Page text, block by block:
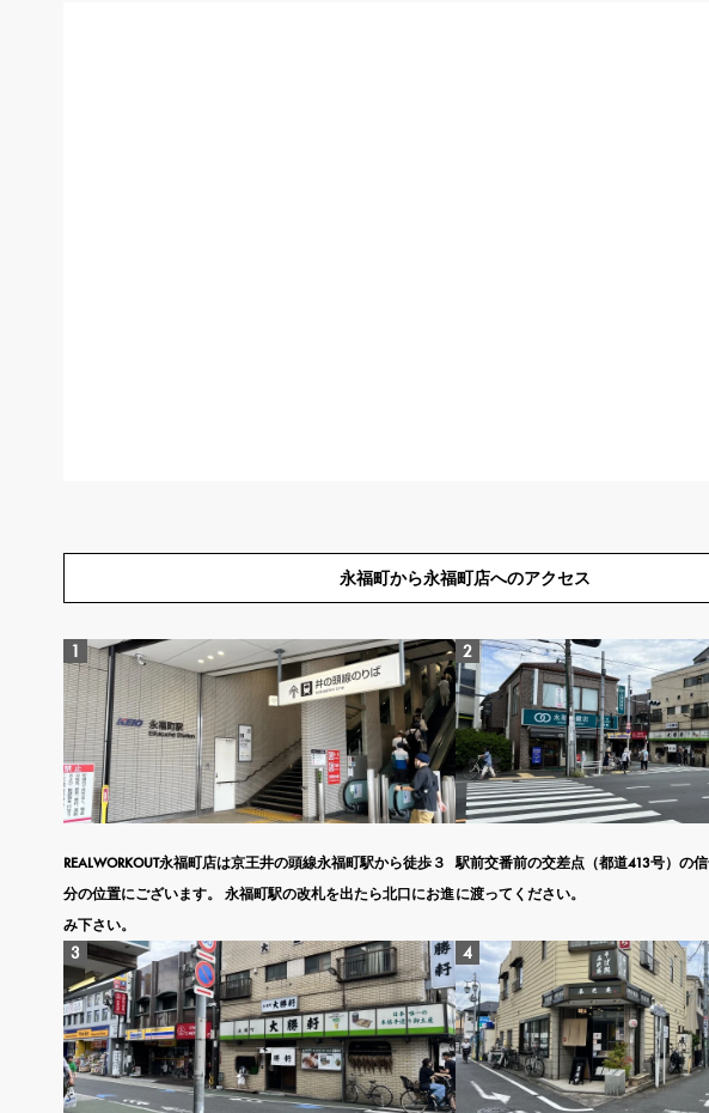
永福町から永福町店へのアクセス
REALWORKOUT永福町店は京王井の頭線永福町駅から徒歩３
分の位置にございます。 永福町駅の改札を出たら北口にお進
み下さい。
駅前交番前の交差点（都道413号）の
に渡ってください。